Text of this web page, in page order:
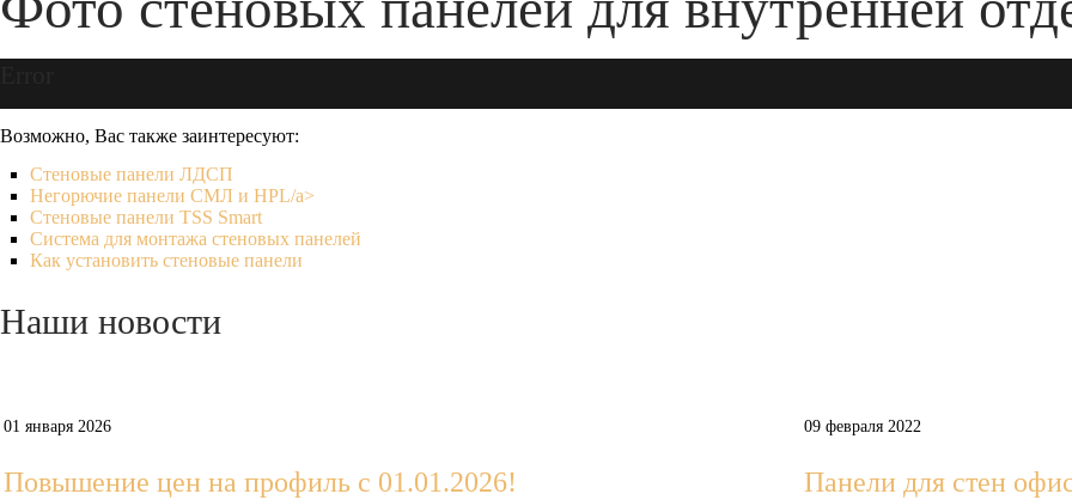
Возможно, Вас также заинтересуют:
Стеновые панели ЛДСП
Негорючие панели СМЛ и HPL/a>
Стеновые панели TSS Smart
Система для монтажа стеновых панелей
Как установить стеновые панели
Наши новости
01 января 2026
Повышение цен на профиль с 01.01.2026!
09 февраля 2022
Панели для стен